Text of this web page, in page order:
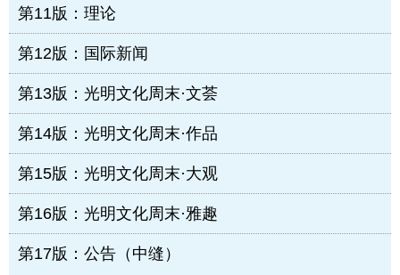
第11版：理论
第12版：国际新闻
第13版：光明文化周末·文荟
第14版：光明文化周末·作品
第15版：光明文化周末·大观
第16版：光明文化周末·雅趣
第17版：公告（中缝）